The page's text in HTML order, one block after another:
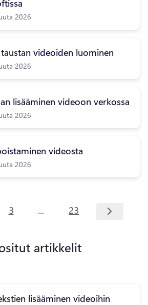
2026
videoiden luominen
2026
lisääminen videoon verkossa
2026
videosta
2026
3 ... 23
artikkelit
lisääminen videoihin